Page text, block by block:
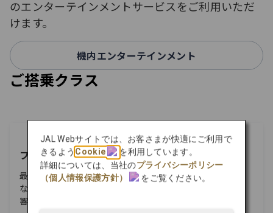
のエンターテインメントサービスをご利用いただ
けます。
機内エンターテインメント
ご搭乗クラス
ファーストクラス
最上級のやすらぎを叶える至福の体験。磨き上げたおもて
なし、日本の美意識と細部へのこだわりが織りなす、心に
響くあなただけの特別な空の旅へ。
JAL Webサイトでは、お客さまが快適にご利用で
きるよう Cookie
を利用しています。
詳細については、当社のプライバシーポリシー
（個人情報保護方針）
をご覧ください。